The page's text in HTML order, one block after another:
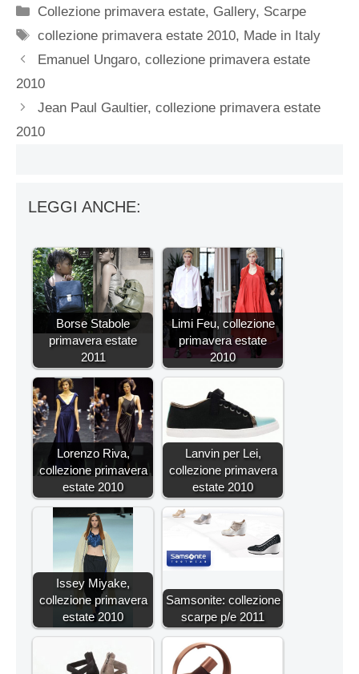
Categorie
Collezione primavera estate, Gallery, Scarpe
Tag
collezione primavera estate 2010, Made in Italy
Emanuel Ungaro, collezione primavera estate
2010
Jean Paul Gaultier, collezione primavera estate
2010
LEGGI ANCHE:
Borse Stabole
primavera estate
2011
Limi Feu, collezione
primavera estate
2010
Lorenzo Riva,
collezione primavera
estate 2010
Lanvin per Lei,
collezione primavera
estate 2010
Issey Miyake,
collezione primavera
estate 2010
Samsonite: collezione
scarpe p/e 2011